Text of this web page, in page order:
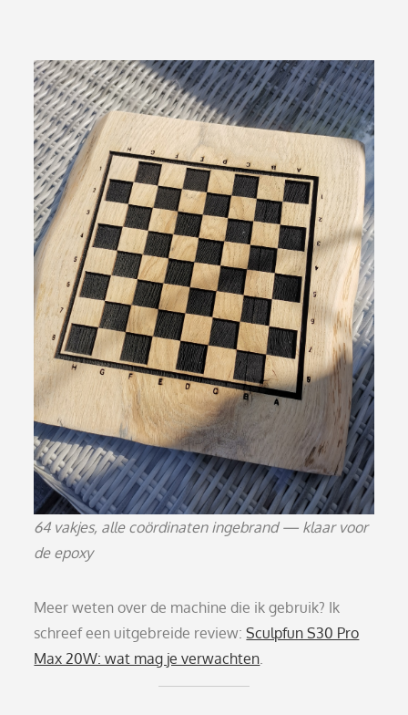
64 vakjes, alle coördinaten ingebrand — klaar voor
de epoxy
Meer weten over de machine die ik gebruik? Ik
schreef een uitgebreide review:Sculpfun S30 Pro
Max 20W: wat mag je verwachten.